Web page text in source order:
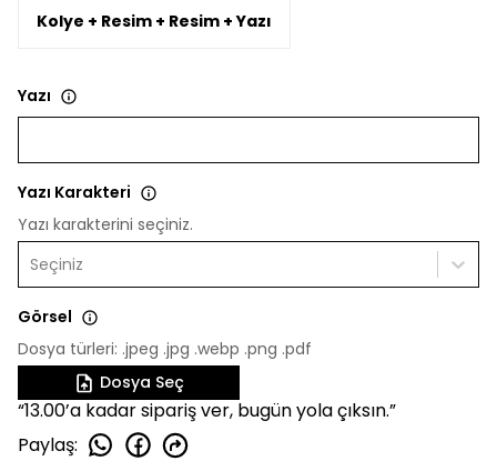
Kolye + Resim + Resim + Yazı
Yazı
Yazı Karakteri
Yazı karakterini seçiniz.
Seçiniz
Görsel
Dosya türleri: .jpeg .jpg .webp .png .pdf
Dosya Seç
“13.00’a kadar sipariş ver, bugün yola çıksın.”
Paylaş: